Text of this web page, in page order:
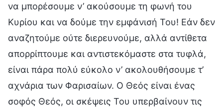
να μπορέσουμε ν’ ακούσουμε τη φωνή του
Κυρίου και να δούμε την εμφάνισή Του! Εάν δεν
αναζητούμε ούτε διερευνούμε, αλλά αντίθετα
απορρίπτουμε και αντιστεκόμαστε στα τυφλά,
είναι πάρα πολύ εύκολο ν’ ακολουθήσουμε τ’
αχνάρια των Φαρισαίων. Ο Θεός είναι ένας
σοφός Θεός, οι σκέψεις Του υπερβαίνουν τις